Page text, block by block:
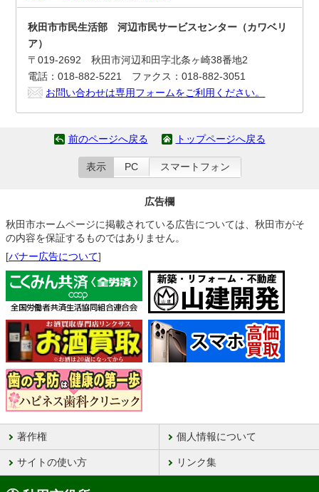
秋田市市民生活部 河辺市民サービスセンター（カワベリ
ア）
〒019-2692 秋田市河辺和田字北条ヶ崎38番地2
電話：018-882-5221 ファクス：018-882-3051
お問い合わせは専用フォームをご利用ください。
前のページへ戻る トップページへ戻る
表示 PC スマートフォン
広告欄
秋田市ホームページに掲載されている広告については、秋田市がそ
の内容を保証するものではありません。
[バナー広告について]
著作権 個人情報について
サイトの使い方 リンク集